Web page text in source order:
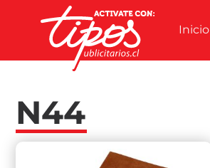
Inicio
N44